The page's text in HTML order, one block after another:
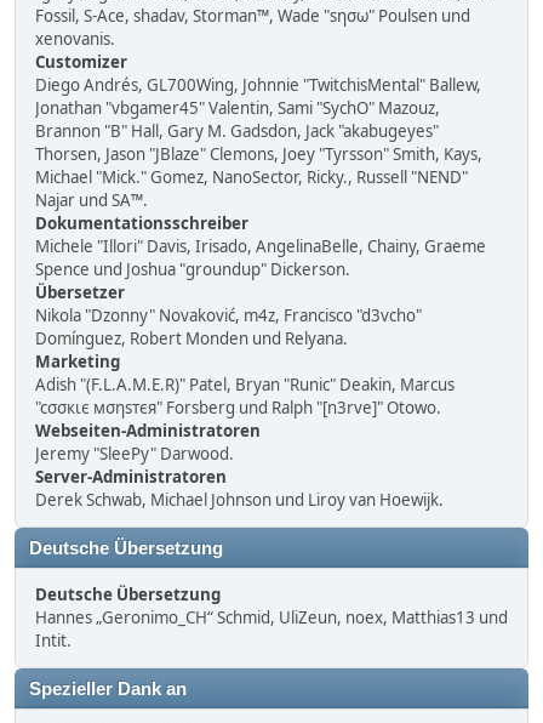
Fossil, S-Ace, shadav, Storman™, Wade "sησω" Poulsen und
xenovanis.
Customizer
Diego Andrés, GL700Wing, Johnnie "TwitchisMental" Ballew,
Jonathan "vbgamer45" Valentin, Sami "SychO" Mazouz,
Brannon "B" Hall, Gary M. Gadsdon, Jack "akabugeyes"
Thorsen, Jason "JBlaze" Clemons, Joey "Tyrsson" Smith, Kays,
Michael "Mick." Gomez, NanoSector, Ricky., Russell "NEND"
Najar und SA™.
Dokumentationsschreiber
Michele "Illori" Davis, Irisado, AngelinaBelle, Chainy, Graeme
Spence und Joshua "groundup" Dickerson.
Übersetzer
Nikola "Dzonny" Novaković, m4z, Francisco "d3vcho"
Domínguez, Robert Monden und Relyana.
Marketing
Adish "(F.L.A.M.E.R)" Patel, Bryan "Runic" Deakin, Marcus
"cσσкιє мσηѕтєя" Forsberg und Ralph "[n3rve]" Otowo.
Webseiten-Administratoren
Jeremy "SleePy" Darwood.
Server-Administratoren
Derek Schwab, Michael Johnson und Liroy van Hoewijk.
Deutsche Übersetzung
Deutsche Übersetzung
Hannes „Geronimo_CH“ Schmid, UliZeun, noex, Matthias13 und
Intit.
Spezieller Dank an